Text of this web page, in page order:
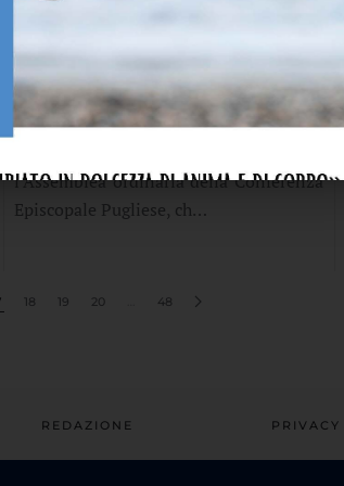
ASSEMBLEA ORDINARIA DEI
VESCOVI PUGLIESI
TENUTASI A CONVERSANO
l’Assemblea ordinaria della Conferenza
Episcopale Pugliese, ch…
18 19 20 48
REDAZIONE PRIVACY